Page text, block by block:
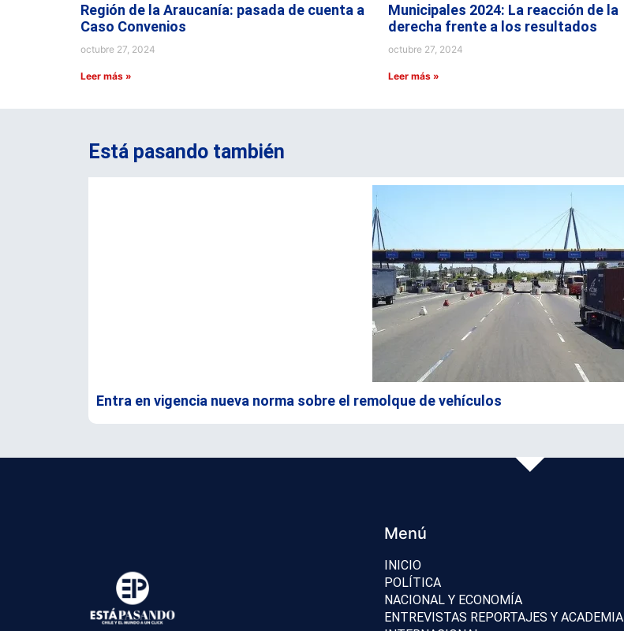
Región de la Araucanía: pasada de cuenta a
Caso Convenios
octubre 27, 2024
Leer más »
Municipales 2024: La reacción de la
derecha frente a los resultados
octubre 27, 2024
Leer más »
Está pasando también
Entra en vigencia nueva norma sobre el remolque de vehículos
Menú
INICIO
POLÍTICA
NACIONAL Y ECONOMÍA
ENTREVISTAS REPORTAJES Y ACADEMIA